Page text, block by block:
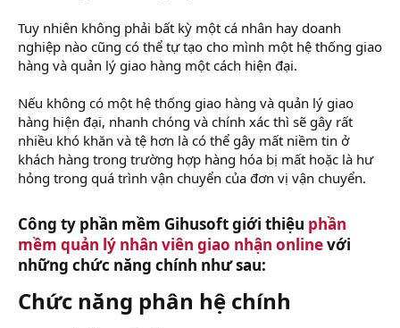
Tuy nhiên không phải bất kỳ một cá nhân hay doanh
nghiệp nào cũng có thể tự tạo cho mình một hệ thống giao
hàng và quản lý giao hàng một cách hiện đại.
Nếu không có một hệ thống giao hàng và quản lý giao
hàng hiện đại, nhanh chóng và chính xác thì sẽ gây rất
nhiều khó khăn và tệ hơn là có thể gây mất niềm tin ở
khách hàng trong trường hợp hàng hóa bị mất hoặc là hư
hỏng trong quá trình vận chuyển của đơn vị vận chuyển.
Công ty phần mềm Gihusoft giới thiệu phần
mềm quản lý nhân viên giao nhận onlinevới
những chức năng chính như sau:​
Chức năng phân hệ chính​